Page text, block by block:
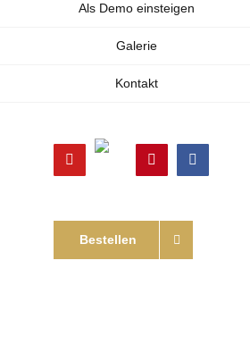
Als Demo einsteigen
Galerie
Kontakt
YouTube
Shop
PinterestFacebook
Bestellen